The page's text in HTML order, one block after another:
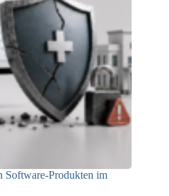
Software-Produkten im